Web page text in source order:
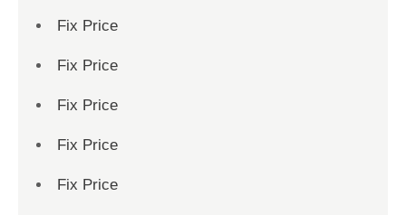
Fix Price
Fix Price
Fix Price
Fix Price
Fix Price